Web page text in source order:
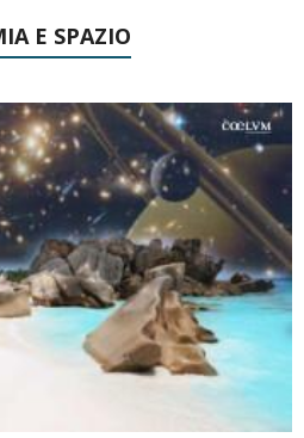
E SPAZIO